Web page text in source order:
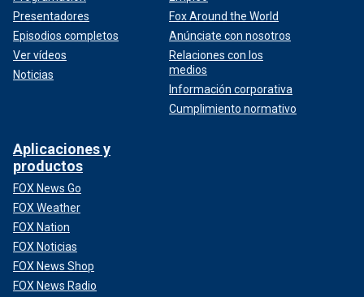
Presentadores
Episodios completos
Ver vídeos
Noticias
Fox Around the World
Anúnciate con nosotros
Relaciones con los
medios
Información corporativa
Cumplimiento normativo
Aplicaciones y
productos
FOX News Go
FOX Weather
FOX Nation
FOX Noticias
FOX News Shop
FOX News Radio